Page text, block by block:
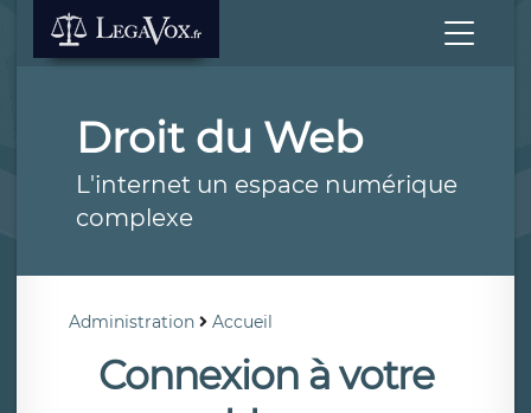
Droit du Web
L'internet un espace numérique
complexe
Administration Accueil
Connexion à votre